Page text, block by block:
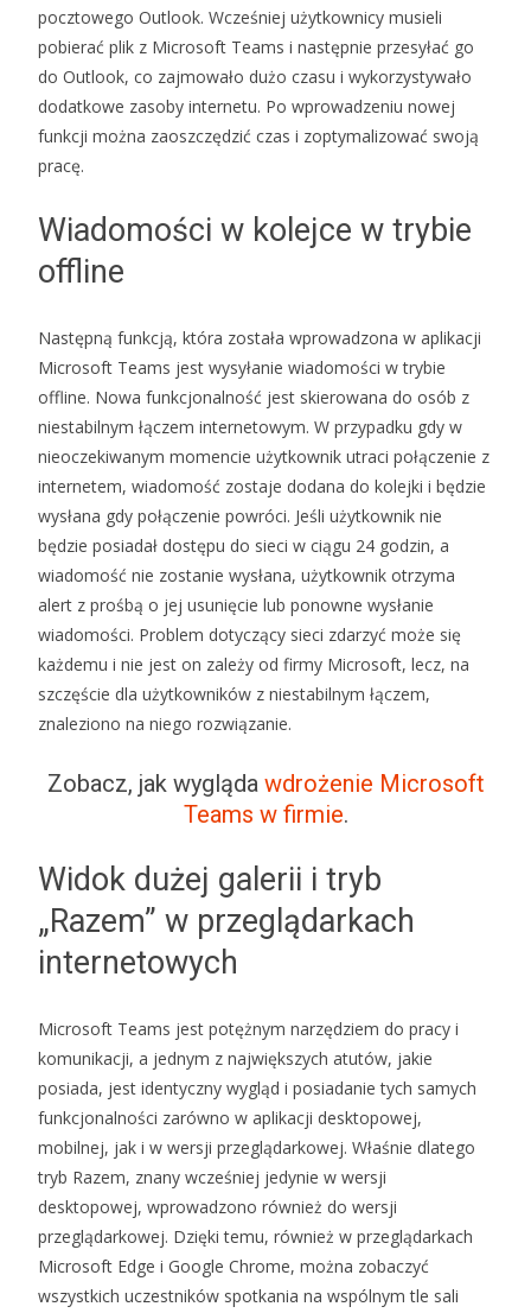
pocztowego Outlook. Wcześniej użytkownicy musieli
pobierać plik z Microsoft Teams i następnie przesyłać go
do Outlook, co zajmowało dużo czasu i wykorzystywało
dodatkowe zasoby internetu. Po wprowadzeniu nowej
funkcji można zaoszczędzić czas i zoptymalizować swoją
pracę.
Wiadomości w kolejce w trybie
offline
Następną funkcją, która została wprowadzona w aplikacji
Microsoft Teams jest wysyłanie wiadomości w trybie
offline. Nowa funkcjonalność jest skierowana do osób z
niestabilnym łączem internetowym. W przypadku gdy w
nieoczekiwanym momencie użytkownik utraci połączenie z
internetem, wiadomość zostaje dodana do kolejki i będzie
wysłana gdy połączenie powróci. Jeśli użytkownik nie
będzie posiadał dostępu do sieci w ciągu 24 godzin, a
wiadomość nie zostanie wysłana, użytkownik otrzyma
alert z prośbą o jej usunięcie lub ponowne wysłanie
wiadomości. Problem dotyczący sieci zdarzyć może się
każdemu i nie jest on zależy od firmy Microsoft, lecz, na
szczęście dla użytkowników z niestabilnym łączem,
znaleziono na niego rozwiązanie.
Zobacz, jak wygląda wdrożenie Microsoft
Teams w firmie.
Widok dużej galerii i tryb
„Razem” w przeglądarkach
internetowych
Microsoft Teams jest potężnym narzędziem do pracy i
komunikacji, a jednym z największych atutów, jakie
posiada, jest identyczny wygląd i posiadanie tych samych
funkcjonalności zarówno w aplikacji desktopowej,
mobilnej, jak i w wersji przeglądarkowej. Właśnie dlatego
tryb Razem, znany wcześniej jedynie w wersji
desktopowej, wprowadzono również do wersji
przeglądarkowej. Dzięki temu, również w przeglądarkach
Microsoft Edge i Google Chrome, można zobaczyć
wszystkich uczestników spotkania na wspólnym tle sali